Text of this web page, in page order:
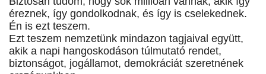
éreznek, így gondolkodnak, és így is cselekednek.
Én is ezt teszem.
Ezt teszem nemzetünk mindazon tagjaival együtt,
akik a napi hangoskodáson túlmutató rendet,
biztonságot, jogállamot, demokráciát szeretnének